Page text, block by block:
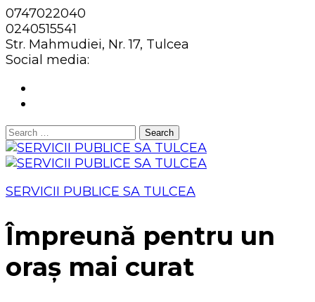
0747022040
0240515541
Str. Mahmudiei, Nr. 17, Tulcea
Social media:
Search
for:
SERVICII PUBLICE SA TULCEA
Împreună pentru un
oraș mai curat